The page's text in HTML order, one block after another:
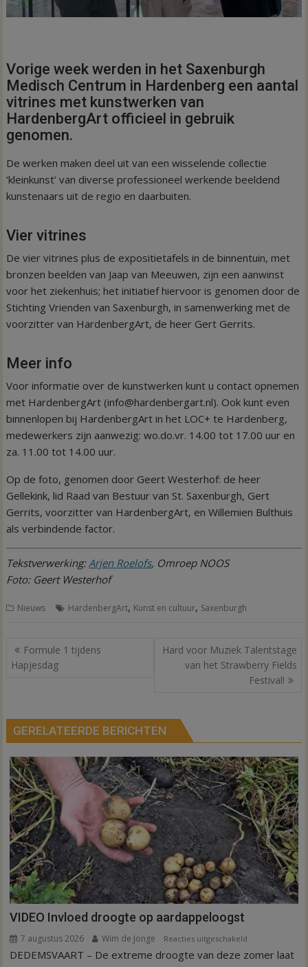
Vorige week werden in het Saxenburgh
Medisch Centrum in Hardenberg een aantal
vitrines met kunstwerken van
HardenbergArt officieel in gebruik
genomen.
De werken maken deel uit van een wisselende collectie
‘kleinkunst’ van diverse professioneel werkende beeldend
kunstenaars uit de regio en daarbuiten.
Vier vitrines
De vier vitrines plus de expositietafels in de binnentuin, met
bronzen beelden van Jaap van Meeuwen, zijn een aanwinst
voor het ziekenhuis; het initiatief hiervoor is genomen door de
Stichting Vrienden van Saxenburgh, in samenwerking met de
voorzitter van HardenbergArt, de heer Gert Gerrits.
Meer info
Voor informatie over de kunstwerken kunt u contact opnemen
met HardenbergArt (info@hardenbergart.nl). Ook kunt even
binnenlopen bij HardenbergArt in het LOC+ te Hardenberg,
medewerkers zijn aanwezig: wo.do.vr. 14.00 tot 17.00 uur en
za. 11.00 tot 14.00 uur.
Op de foto, genomen door Geert Westerhof: de heer
Gellekink, lid Raad van Bestuur van St. Saxenburgh, Gert
Gerrits, voorzitter van HardenbergArt, en Willemien Bulthuis
als verbindende factor.
Tekstverwerking: Arjen Roelofs, Omroep NOOS
Foto: Geert Westerhof
Nieuws HardenbergArt, Kunst en cultuur, Saxenburgh
Bericht
navigatie
Formule 1 tijdens
Hapjesdag
Hard voor Muziek Talentstage
van het Strawberry Fields
Festival!
GERELATEERDE BERICHTEN
VIDEO Invloed droogte op aardappeloogst
7 augustus 2026 Wim de Jonge Reacties uitgeschakeld
VIDEO
DEDEMSVAART – De extreme droogte van deze zomer laat